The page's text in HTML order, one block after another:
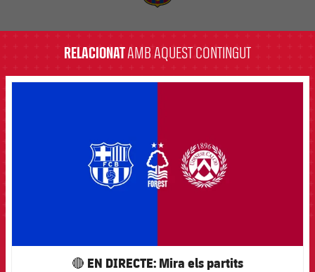
RELACIONATAMB AQUEST CONTINGUT
🔴 EN DIRECTE: Mira els partits